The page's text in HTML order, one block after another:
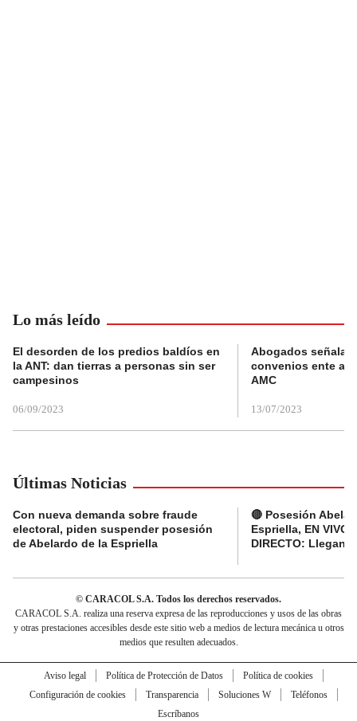
Lo más leído
El desorden de los predios baldíos en
la ANT: dan tierras a personas sin ser
campesinos
06/09/2023
Abogados
convenios ente
AMC
13/07/2023
Últimas Noticias
Con nueva demanda sobre fraude
electoral, piden suspender posesión
de Abelardo de la Espriella
🔴 Posesión
Espriella, EN VIVO
DIRECTO: Llegan
© CARACOL S.A. Todos los derechos reservados.
CARACOL S.A. realiza una reserva expresa de las reproducciones y usos de las obras
y otras prestaciones accesibles desde este sitio web a medios de lectura mecánica u otros
medios que resulten adecuados.
Aviso legal Política de Protección de Datos
Política de cookies
Configuración de cookies
Transparencia Soluciones W
Teléfonos
Escríbanos